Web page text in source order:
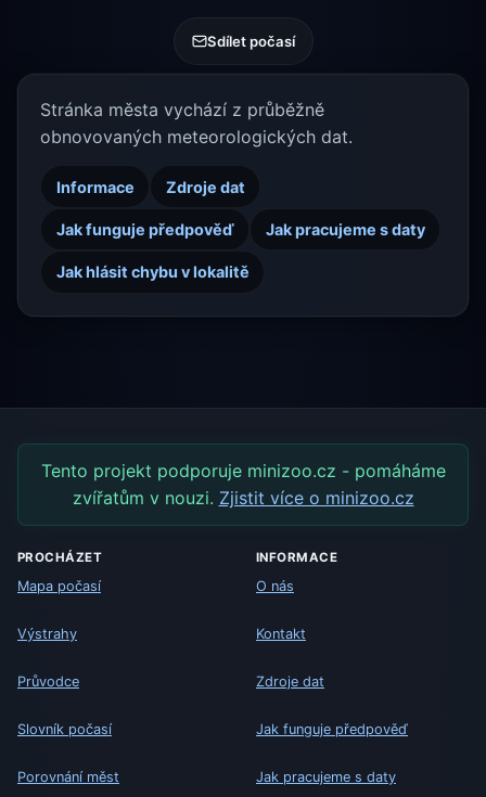
Sdílet počasí
Stránka města vychází z průběžně
obnovovaných meteorologických dat.
Informace Zdroje dat
Jak funguje předpověď Jak pracujeme s daty
Jak hlásit chybu v lokalitě
Tento projekt podporuje minizoo.cz - pomáháme
zvířatům v nouzi. Zjistit více o minizoo.cz
PROCHÁZET
Mapa počasí
Výstrahy
Průvodce
Slovník počasí
Porovnání měst
INFORMACE
O nás
Kontakt
Zdroje dat
Jak funguje předpověď
Jak pracujeme s daty